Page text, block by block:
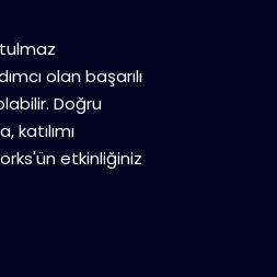
olan başarılı
Doğru
etkinliğiniz